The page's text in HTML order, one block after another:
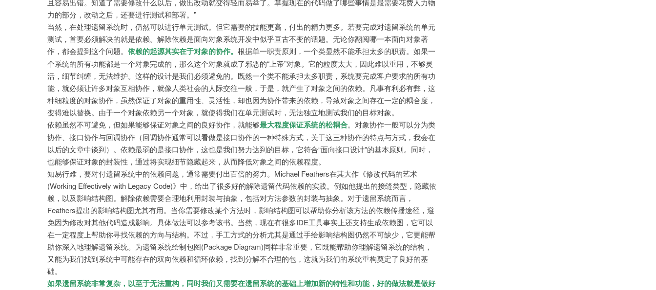
且容易出错。知道了需要修改什么以后，做出改动就变得轻而易举了。掌握现在的代码做了哪些事情是最需要花费人力物
力的部分，改动之后，还要进行测试和部署。”
当然，在处理遗留系统时，仍然可以进行单元测试。但它需要的技能更高，付出的精力更多。若要完成对遗留系统的单元
测试，首要必须解决的就是依赖。解除依赖是面向对象系统开发中似乎亘古不变的话题。无论你翻阅哪一本面向对象著
作，都会提到这个问题。 依赖的起源其实在于对象的协作。 根据单一职责原则，一个类显然不能承担太多的职责。如果一
个系统的所有功能都是一个对象完成的，那么这个对象就成了邪恶的“上帝”对象。它的粒度太大，因此难以重用，不够灵
活，细节纠缠，无法维护。这样的设计是我们必须避免的。既然一个类不能承担太多职责，系统要完成客户要求的所有功
能，就必须让许多对象互相协作，就像人类社会的人际交往一般，于是，就产生了对象之间的依赖。凡事有利必有弊，这
种细粒度的对象协作，虽然保证了对象的重用性、灵活性，却也因为协作带来的依赖，导致对象之间存在一定的耦合度，
变得难以替换。由于一个对象依赖另一个对象，就使得我们在单元测试时，无法独立地测试我们的目标对象。
依赖虽然不可避免，但如果能够保证对象之间的良好协作，就能够最大程度保证系统的松耦合。对象协作一般可以分为类
协作、接口协作与回调协作（回调协作通常可以看做是接口协作的一种特殊方式，关于这三种协作的特点与方式，我会在
以后的文章中谈到）。依赖最弱的是接口协作，这也是我们努力达到的目标，它符合“面向接口设计”的基本原则。同时，
也能够保证对象的封装性，通过将实现细节隐藏起来，从而降低对象之间的依赖程度。
知易行难，要对付遗留系统中的依赖问题，通常需要付出百倍的努力。Michael Feathers在其大作《修改代码的艺术
(Working Effectively with Legacy Code)》中，给出了很多好的解除遗留代码依赖的实践。例如他提出的接缝类型，隐藏依
赖，以及影响结构图。解除依赖需要合理地利用封装与抽象，包括对方法参数的封装与抽象。对于遗留系统而言，
Feathers提出的影响结构图尤其有用。当你需要修改某个方法时，影响结构图可以帮助你分析该方法的依赖传播途径，避
免因为修改对其他代码造成影响。具体做法可以参考该书。当然，现在有很多IDE工具事实上还支持生成依赖图，它可以
在一定程度上帮助你寻找依赖的方向与结构。不过，手工方式的分析尤其是通过手绘影响结构图仍然不可缺少，它更能帮
助你深入地理解遗留系统。为遗留系统绘制包图(Package Diagram)同样非常重要，它既能帮助你理解遗留系统的结构，
又能为我们找到系统中可能存在的双向依赖和循环依赖，找到分解不合理的包，这就为我们的系统重构奠定了良好的基
础。
如果遗留系统非常复杂，以至于无法重构，同时我们又需要在遗留系统的基础上增加新的特性和功能，好的做法就是做好